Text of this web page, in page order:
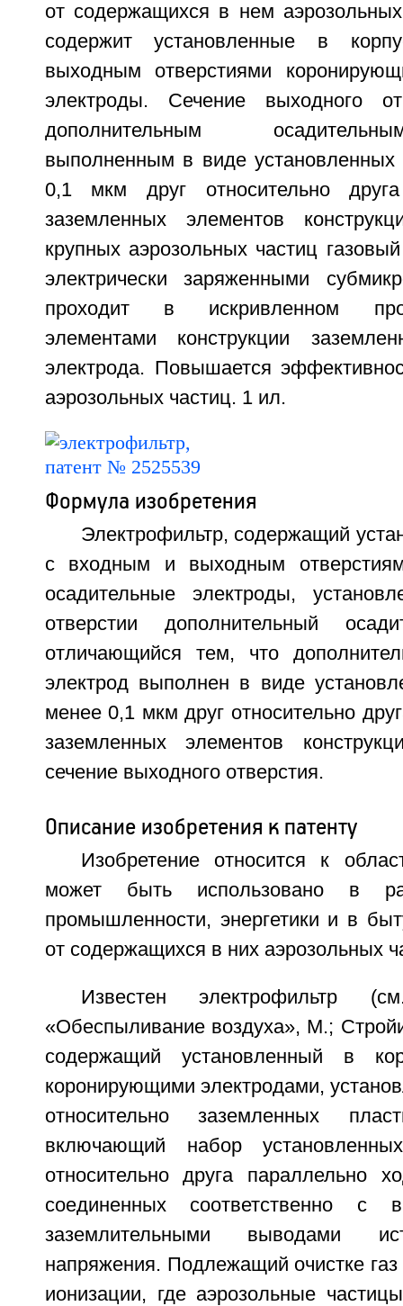
от содержащихся в нем
содержит установленные в
выходным отверстиями
электроды. Сечение выходного
дополнительным
выполненным в виде
0,1 мкм друг относительно друга
заземленных элементов
крупных аэрозольных частиц
электрически заряженными
проходит в искривленном
элементами конструкции
электрода. Повышается
аэрозольных частиц. 1 ил.
Формула изобретения
Электрофильтр, содержащий
с входным и выходным
осадительные электроды,
отверстии дополнительный
отличающийся тем, что
электрод выполнен в виде
менее 0,1 мкм друг относительно
заземленных элементов
сечение выходного отверстия.
Описание изобретения к патенту
Изобретение относится к
может быть использовано в
промышленности, энергетики и в
от содержащихся в них аэрозольных
Известен электрофильтр
«Обеспыливание воздуха», М.;
содержащий установленный в
коронирующими электродами,
относительно заземленных
включающий набор
относительно друга параллельно
соединенных соответственно с
заземлительными выводами
напряжения. Подлежащий очистке газ
ионизации, где аэрозольные